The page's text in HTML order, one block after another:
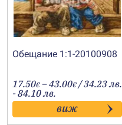
Обещание 1:1-20100908
17.50€ –43.00€Price
range:
17.50€
through
43.00€
/ 34.23 лв.
- 84.10 лв.
виж